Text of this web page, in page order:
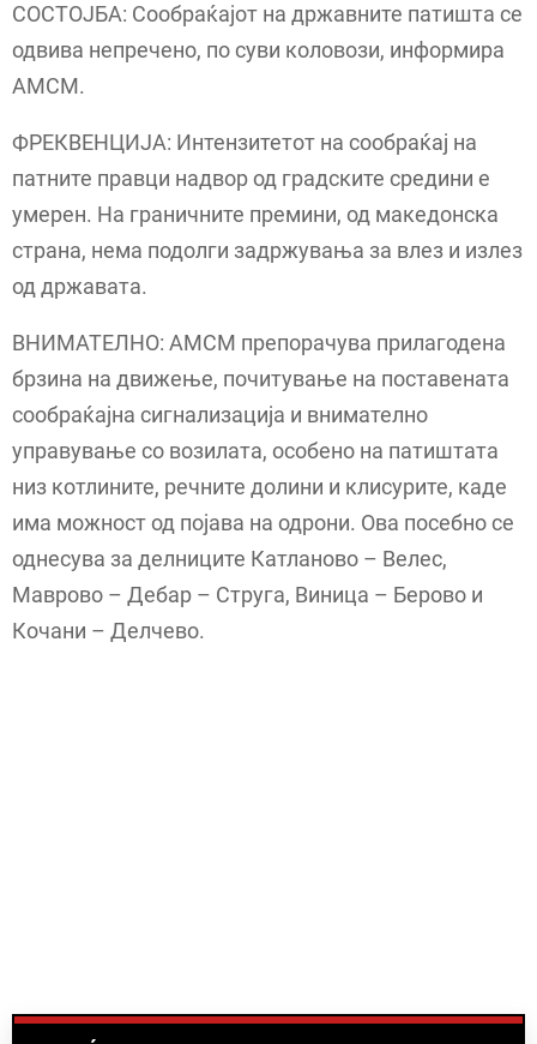
СОСТОЈБА: Сообраќајот на државните патишта се
одвива непречено, по суви коловози, информира
АМСМ.
ФРЕКВЕНЦИЈА: Интензитетот на сообраќај на
патните правци надвор од градските средини е
умерен. На граничните премини, од македонска
страна, нема подолги задржувања за влез и излез
од државата.
ВНИМАТЕЛНО: АМСМ препорачува прилагодена
брзина на движење, почитување на поставената
сообраќајна сигнализација и внимателно
управување со возилата, особено на патиштата
низ котлините, речните долини и клисурите, каде
има можност од појава на одрони. Ова посебно се
однесува за делниците Катланово – Велес,
Маврово – Дебар – Струга, Виница – Берово и
Кочани – Делчево.